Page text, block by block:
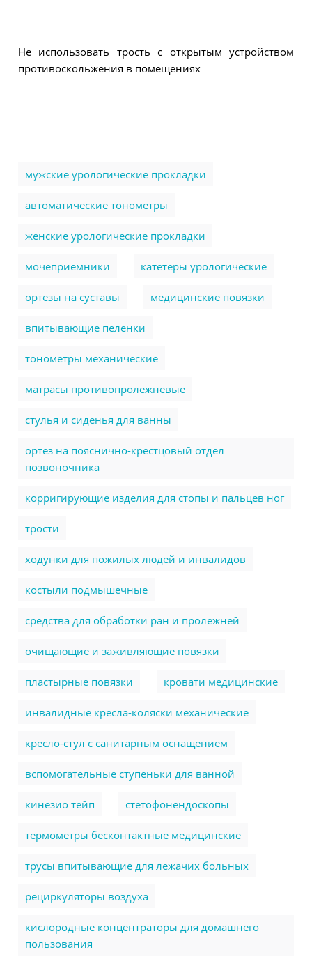
Не использовать трость с открытым устройством
противоскольжения в помещениях
мужские урологические прокладки
автоматические тонометры
женские урологические прокладки
мочеприемники катетеры урологические
ортезы на суставы медицинские повязки
впитывающие пеленки
тонометры механические
матрасы противопролежневые
стулья и сиденья для ванны
ортез на пояснично-крестцовый отдел
позвоночника
корригирующие изделия для стопы и пальцев ног
трости
ходунки для пожилых людей и инвалидов
костыли подмышечные
cредства для обработки ран и пролежней
очищающие и заживляющие повязки
пластырные повязки кровати медицинские
инвалидные кресла-коляски механические
кресло-стул с санитарным оснащением
вспомогательные ступеньки для ванной
кинезио тейп стетофонендоскопы
термометры бесконтактные медицинские
трусы впитывающие для лежачих больных
рециркуляторы воздуха
кислородные концентраторы для домашнего
пользования